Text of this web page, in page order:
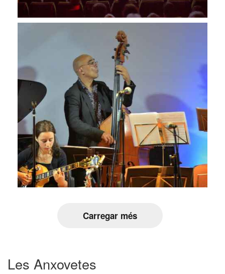
Carregar més
Les Anxovetes